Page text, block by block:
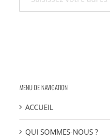
MENU DE NAVIGATION
ACCUEIL
QUI SOMMES-NOUS ?